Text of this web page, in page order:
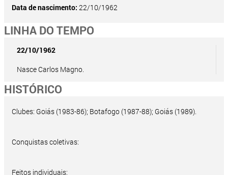
Data de nascimento: 22/10/1962
LINHA DO TEMPO
22/10/1962
Nasce Carlos Magno.
HISTÓRICO
Clubes: Goiás (1983-86); Botafogo (1987-88); Goiás (1989).
Conquistas coletivas:
Feitos individuais: